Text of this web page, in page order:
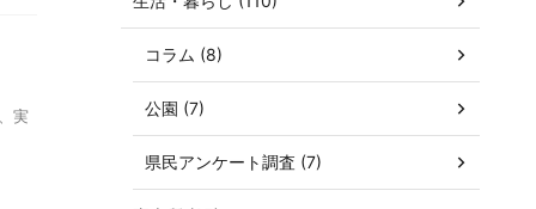
実
コラム (8)
公園 (7)
県民アンケート調査 (7)